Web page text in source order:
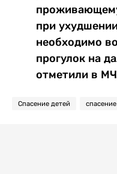
при
необходимо
прогулок на
отметили в
Спасение детей